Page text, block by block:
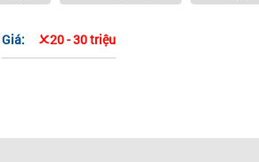
Giá: 20 - 30 triệu